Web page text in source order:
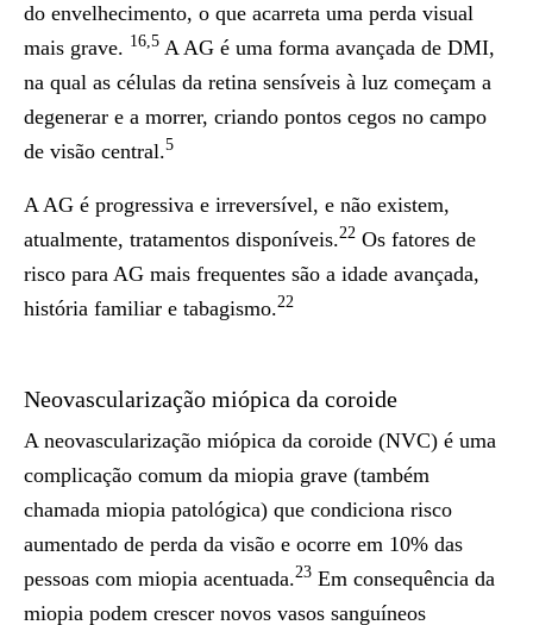
do envelhecimento, o que acarreta uma perda visual
mais grave. 16,5 A AG é uma forma avançada de DMI,
na qual as células da retina sensíveis à luz começam a
degenerar e a morrer, criando pontos cegos no campo
de visão central.5
A AG é progressiva e irreversível, e não existem,
atualmente, tratamentos disponíveis.22 Os fatores de
risco para AG mais frequentes são a idade avançada,
história familiar e tabagismo.22
Neovascularização miópica da coroide
A neovascularização miópica da coroide (NVC) é uma
complicação comum da miopia grave (também
chamada miopia patológica) que condiciona risco
aumentado de perda da visão e ocorre em 10% das
pessoas com miopia acentuada.23 Em consequência da
miopia podem crescer novos vasos sanguíneos